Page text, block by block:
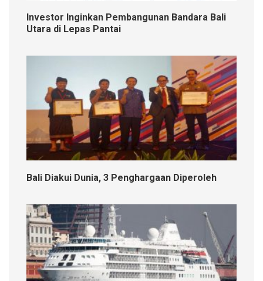
Investor Inginkan Pembangunan Bandara Bali
Utara di Lepas Pantai
Bali Diakui Dunia, 3 Penghargaan Diperoleh